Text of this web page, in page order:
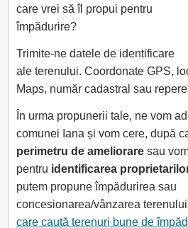
care vrei să îl propui pentru
împădurire?
Trimite-ne datele de identificare
ale terenului. Coordonate GPS,
Maps, număr cadastral sau
În urma propunerii tale, ne vom
comunei Iana și vom cere, după
perimetru de ameliorare sau
pentru identificarea
putem propune împădurirea sau
concesionarea/vânzarea
care caută terenuri bune de